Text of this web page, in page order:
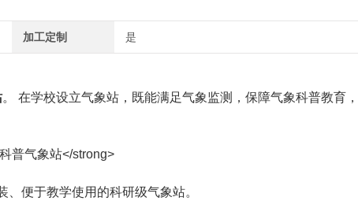
加工定制 是
。 在学校设立气象站，既能满足气象监测，保障气象科普教育
便于教学使用的科研级气象站。